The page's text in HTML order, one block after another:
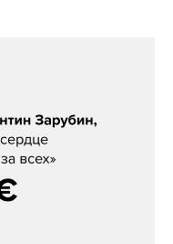
«Наше сердце